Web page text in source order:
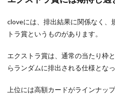
cloveには、排出結果に関係なく、
トラ賞というものがあります。
エクストラ賞は、通常の当たり枠
らランダムに排出される仕様となっ
上位には高額カードがラインナッ